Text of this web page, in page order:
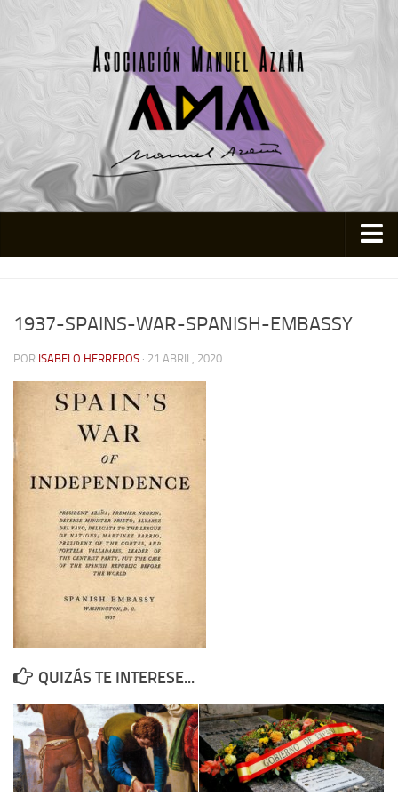
Actividades
Colabora
Contacto
Memoria Histórica
Investigación previa de la represión en Talavera de la Reina (1937-
Informe Represión en Toledo 1936-1947 | Buscador
Informe de la fosa de abril de 1939 de Tembleque
Enciclopedia Republicana
Militantes históricos IR
Izquierda Republicana. Agrupaciones y Militantes (1934-1939)
Izquierda Republicana. Navarra
Izquierda Republicana. Galicia
Textos esenciales del republicanismo
1937-SPAINS-WAR-SPANISH-EMBASSY
POR ISABELO HERREROS · 21 ABRIL, 2020
QUIZÁS TE INTERESE...